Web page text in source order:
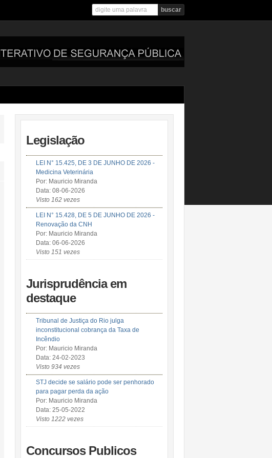
Legislação
LEI N° 15.425, DE 3 DE JUNHO DE 2026 -
Medicina Veterinária
Por: Mauricio Miranda
Data: 08-06-2026
Visto 162 vezes
LEI N° 15.428, DE 5 DE JUNHO DE 2026 -
Renovação da CNH
Por: Mauricio Miranda
Data: 06-06-2026
Visto 151 vezes
Jurisprudência em
destaque
Tribunal de Justiça do Rio julga
inconstitucional cobrança da Taxa de
Incêndio
Por: Mauricio Miranda
Data: 24-02-2023
Visto 934 vezes
STJ decide se salário pode ser penhorado
para pagar perda da ação
Por: Mauricio Miranda
Data: 25-05-2022
Visto 1222 vezes
Concursos Publicos